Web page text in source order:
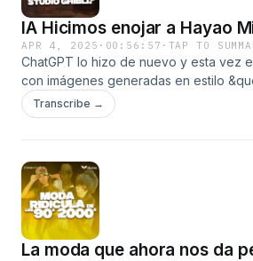
IA Hicimos enojar a Hayao
APR 4, 2025 · 00:56:57 · TAP TO
ChatGPT lo hizo de nuevo y esta vez
con imágenes generadas en estilo
Ghibli&quot;. 🎨✨ Pero... ¿realmente se
icónicas películas de Hayao Miyazaki?
tendencia, cómo la IA está cambiando
debate sobre la creatividad y la
presenciando el futuro del arte digital
semana?
Transcribe →
La moda que ahora nos da